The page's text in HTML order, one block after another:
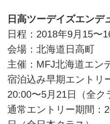
日高ツーデイズエンデ
日程：2018年9月15〜
会場：北海道日高町
主催：MFJ北海道エン
宿泊込み早期エントリ
20:00〜5月21日（全ク
通常エントリー期間：